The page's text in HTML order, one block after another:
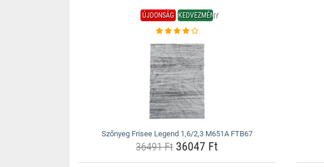
ÚJDONSÁG KEDVEZMÉNY
Szőnyeg Frisee Legend 1,6/2,3 M651A FTB67
36491 Ft36047 Ft